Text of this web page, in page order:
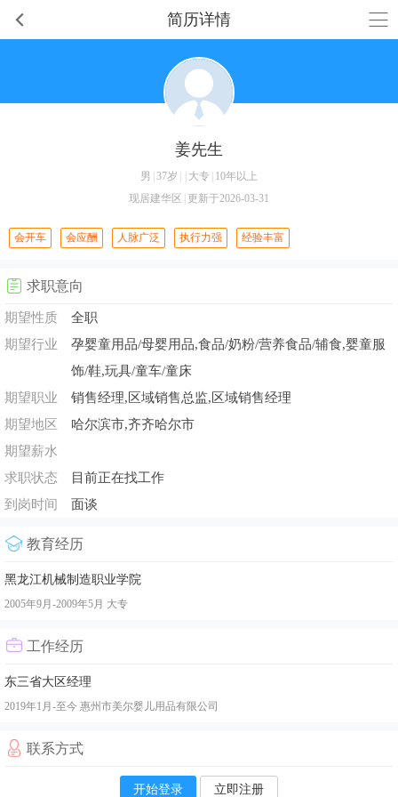
简历详情
姜先生
男 37岁 大专 10年以上
现居建华区
更新于2026-03-31
会开车 会应酬 人脉广泛 执行力强 经验丰富
求职意向
期望性质
全职
期望行业
孕婴童用品/母婴用品,食品/奶粉/营养食品/辅食,婴童服
饰/鞋,玩具/童车/童床
期望职业
销售经理,区域销售总监,区域销售经理
期望地区
哈尔滨市,齐齐哈尔市
期望薪水
求职状态
目前正在找工作
到岗时间
面谈
教育经历
黑龙江机械制造职业学院
2005年9月-2009年5月 大专
工作经历
东三省大区经理
2019年1月-至今 惠州市美尔婴儿用品有限公司
联系方式
开始登录 立即注册